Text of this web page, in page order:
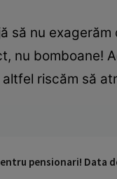
să nu
nu bomboane!
riscăm să
pensionari! Data